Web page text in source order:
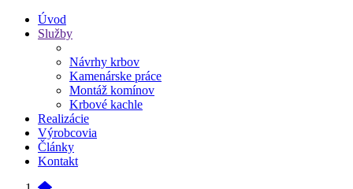
Úvod
Služby
Návrhy krbov
Kamenárske práce
Montáž komínov
Krbové kachle
Realizácie
Výrobcovia
Články
Kontakt